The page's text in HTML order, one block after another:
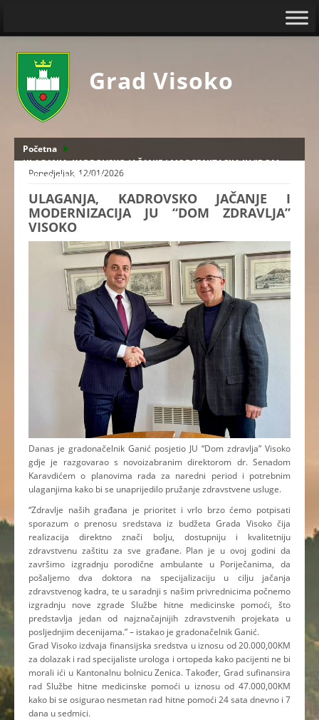
Grad Visoko
Početna
ULAGANJA, KADROVSKO JAČANJE I MODERNIZACIJA JU "DOM
ZDRAVLJA" VISOKO
Ponedjeljak, 12/01/2026
ULAGANJA, KADROVSKO JAČANJE I
MODERNIZACIJA JU “DOM ZDRAVLJA”
VISOKO
Danas je gradonačelnik Ganić posjetio JU “Dom zdravlja” Visoko
gdje je razgovarao s novoizabranim direktorom dr. Senadom
Karavdićem o planovima rada za naredni period i potrebnim
ulaganjima kako bi se unaprijedilo pružanje zdravstvene usluge.
“Zdravlje naših građana je prioritet i vrlo brzo ćemo potpisati
sporazum o prenosu sredstava iz budžeta Grada Visoko čija
realizacija direktno znači bolju, dostupniju i kvalitetniju
zdravstvenu zaštitu za sve građane. Plan je u ovoj godini da
završimo izgradnju porodične ambulante u Poriječanima, da
pošaljemo dva doktora na specijalizaciju u cilju jačanja
zdravstvenog kadra, te u saradnji s našim privrednicima počnemo
izgradnju nove zgrade Službe hitne medicinske pomoći, što
predstavlja jedan od najznačajnijih zdravstvenih projekata u
posljednjim decenijama.” – istakao je gradonačelnik Ganić.
Grad Visoko izdvaja finansijska sredstva u iznosu od 20.000,00KM
za dolazak i rad specijaliste urologa i ortopeda kako pacijenti ne bi
morali ići u Kantonalnu bolnicu Zenica. Također, Grad sufinansira
rad Službe hitne medicinske pomoći u iznosu od 47.000,00KM
kako bi se osigurao nesmetan rad hitne pomoći 24 sata dnevno i 7
dana u sedmici.